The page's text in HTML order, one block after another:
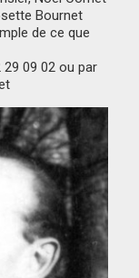
Bournet
de ce que
29 09 02 ou par